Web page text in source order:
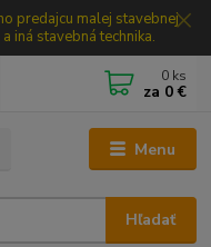
predajcu malej stavebnej
iná stavebná technika.
Menu
Hľadať
0 ks
za 0 €